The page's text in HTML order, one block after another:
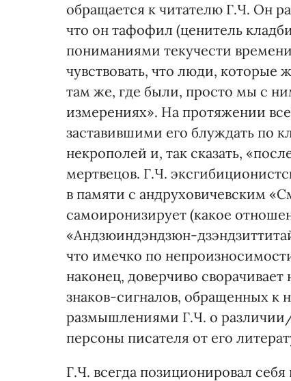
обращается к читателю Г.Ч. Он
что он тафофил (ценитель
пониманиями текучести
чувствовать, что люди, которые
там же, где были, просто мы с
измерениях». На протяжении
заставившими его блуждать по
некрополей и, так сказать,
мертвецов. Г.Ч.
в памяти с андруховичевским
самоиронизирует (какое
«Андзюиндэндзюн-
что имечко по
наконец, доверчиво
знаков-сигналов, обращенных к
размышлениями Г.Ч. о
персоны писателя от его
Г.Ч. всегда позиционировал